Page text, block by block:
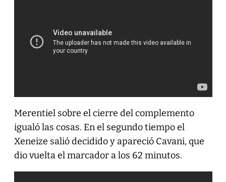
Merentiel sobre el cierre del complemento
igualó las cosas. En el segundo tiempo el
Xeneize salió decidido y apareció Cavani, que
dio vuelta el marcador a los 62 minutos.